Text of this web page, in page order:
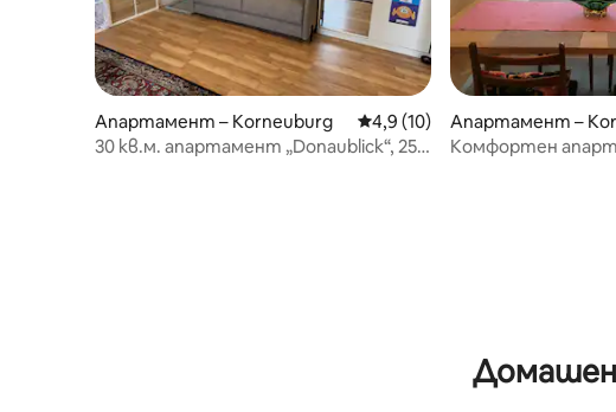
Апартамент – Korneuburg Средна оценка: 4,9 от 5, 10
4,9 (10)
30 кв.м. апартамент „Donaublick“, 25
Апартамент –
Комфортен